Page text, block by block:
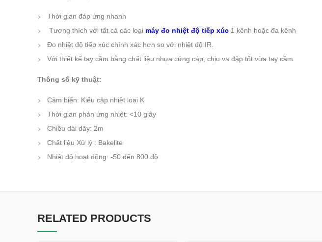
Thời gian đáp ứng nhanh
Tương thích với tất cả các loại máy đo nhiệt độ tiếp xúc 1 kênh hoặc đa kênh
Đo nhiệt độ tiếp xúc chính xác hơn so với nhiệt độ IR.
Với thiết kế tay cầm bằng chất liệu nhựa cứng cáp, chịu va đập tốt vừa tay cầm
Thông số kỹ thuật:
Cảm biến: Kiểu cặp nhiệt loại K
Thời gian phản ứng nhiệt: <10 giây
Chiều dài dây: 2m
Chất liệu Xử lý : Bakelite
Nhiệt độ hoạt động: -50 đến 800 độ
RELATED PRODUCTS